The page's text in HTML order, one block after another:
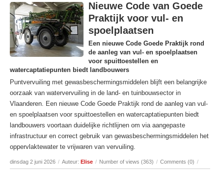
Nieuwe Code van Goede
Praktijk voor vul- en
spoelplaatsen
Een nieuwe Code Goede Praktijk rond
de aanleg van vul- en spoelplaatsen
voor spuittoestellen en
watercaptatiepunten biedt landbouwers
Puntvervuiling met gewasbeschermingsmiddelen blijft een belangrijke
oorzaak van watervervuiling in de land- en tuinbouwsector in
Vlaanderen. Een nieuwe Code Goede Praktijk rond de aanleg van vul-
en spoelplaatsen voor spuittoestellen en watercaptatiepunten biedt
landbouwers voortaan duidelijke richtlijnen om via aangepaste
infrastructuur en correct gebruik van gewasbeschermingsmiddelen het
oppervlaktewater te vrijwaren van vervuiling.
dinsdag 2 juni 2026 / Auteur: Elise / Number of views (363) / Comments (0) /